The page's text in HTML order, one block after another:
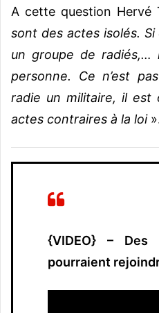
A cette question Hervé
sont des actes isolés. Si
un groupe de radiés,…
personne. Ce n’est
radie un militaire, il est
actes contraires à la loi
{VIDEO} – Des
pourraient